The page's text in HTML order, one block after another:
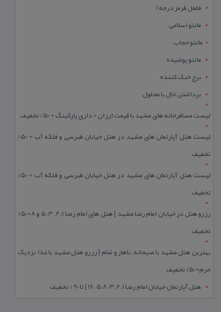
فلفل قرمز درجه 1
مانتو اسلامی
مانتو حجاب
مانتو پوشیده
برج خنک کننده
برداشتن خال با محلول
لیست مسافرخانه های مشهد با قیمت ارزان + داری پارکینگ + 50% تخفیف
لیست هتل آپارتمان های مشهد در هتل خیابان طبرسی و فلکه آب + 50%
تخفیف
لیست هتل آپارتمان های مشهد در هتل خیابان طبرسی و فلکه آب + 50%
تخفیف
رزرو هتل در خیابان امام رضا مشهد | هتل‌ های امام رضا 1، 2، 3، 5 و 8+50%
تخفیف
بهترین هتل مشهد با صبحانه، ناهار و شام | رزرو هتل مشهد با غذا نزدیک
حرم+50% تخفیف
هتل آپارتمان خیابان امام رضا 1، 2، 3، 5،8 ،16 | تا 90 % تخفیف